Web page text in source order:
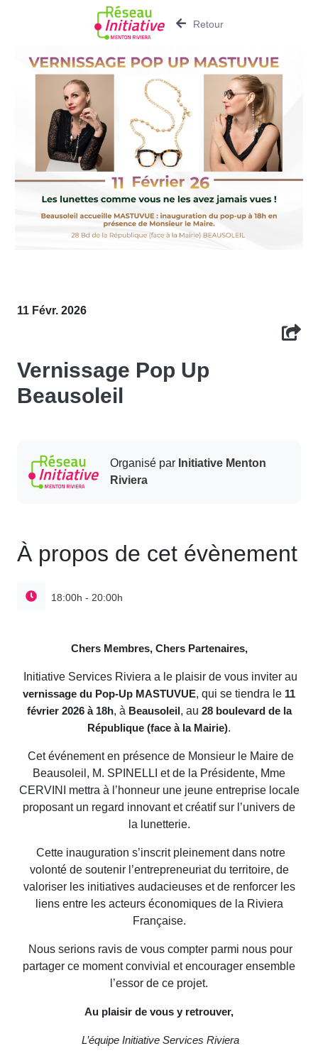
Retour
11 Févr. 2026
Vernissage Pop Up
Beausoleil
Organisé parInitiative Menton
Riviera
À propos de cet évènement
18:00h - 20:00h
Chers Membres, Chers Partenaires,
Initiative Services Riviera a le plaisir de vous inviter au
vernissage du Pop-Up MASTUVUE, qui se tiendra le11
février 2026 à 18h, àBeausoleil, au28 boulevard de la
République (face à la Mairie).
Cet événement en présence de Monsieur le Maire de
Beausoleil, M. SPINELLI et de la Présidente, Mme
CERVINI mettra à l’honneur une jeune entreprise locale
proposant un regard innovant et créatif sur l’univers de
la lunetterie.
Cette inauguration s’inscrit pleinement dans notre
volonté de soutenir l’entrepreneuriat du territoire, de
valoriser les initiatives audacieuses et de renforcer les
liens entre les acteurs économiques de la Riviera
Française.
Nous serions ravis de vous compter parmi nous pour
partager ce moment convivial et encourager ensemble
l’essor de ce projet.
Au plaisir de vous y retrouver,
L’équipe Initiative Services Riviera